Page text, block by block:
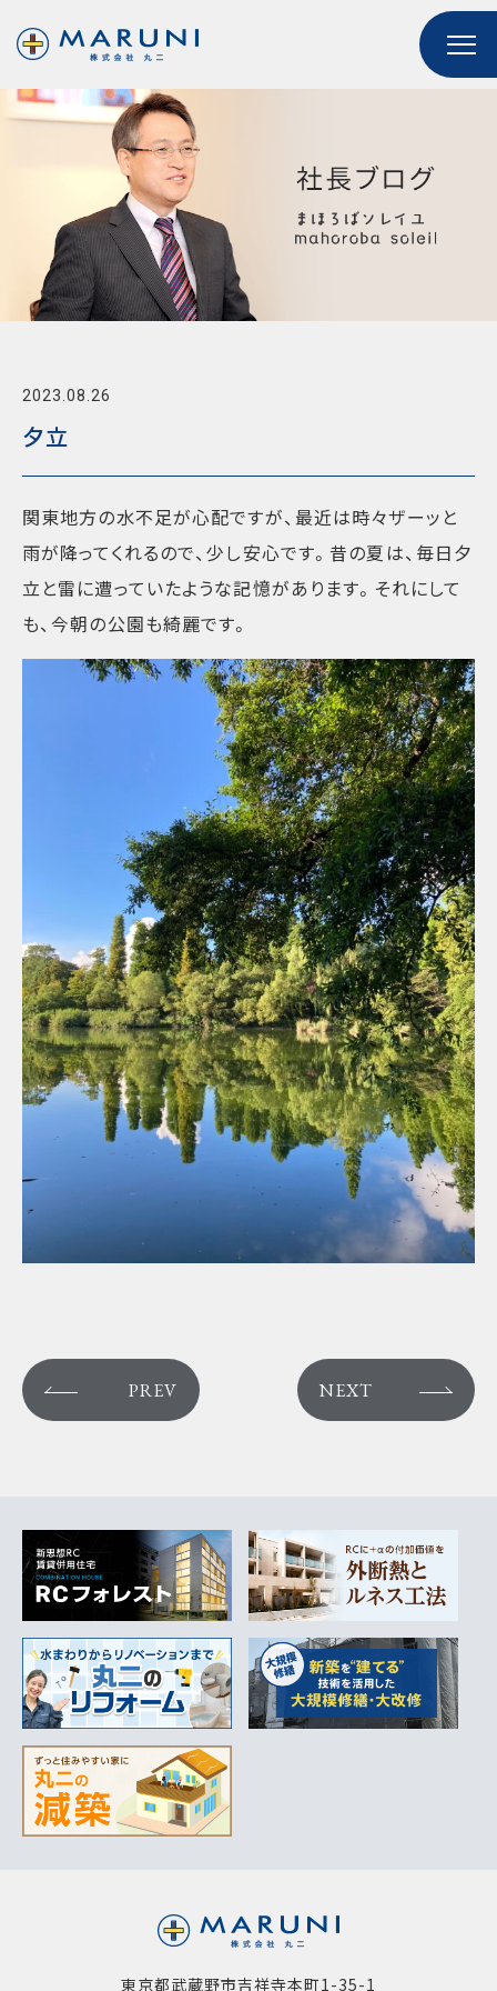
2023.08.26
夕立
関東地方の水不足が心配ですが、最近は時々ザーッと
雨が降ってくれるので、少し安心です。昔の夏は、毎日夕
立と雷に遭っていたような記憶があります。それにして
も、今朝の公園も綺麗です。
PREV NEXT
東京都武蔵野市吉祥寺本町1-35-1